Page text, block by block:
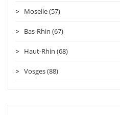
Moselle (57)
Bas-Rhin (67)
Haut-Rhin (68)
Vosges (88)